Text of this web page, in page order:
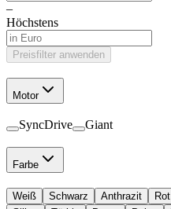
–
Höchstens
Preisfilter anwenden
Motor
SyncDrive Giant
Farbe
Weiß Schwarz Anthrazit Rot